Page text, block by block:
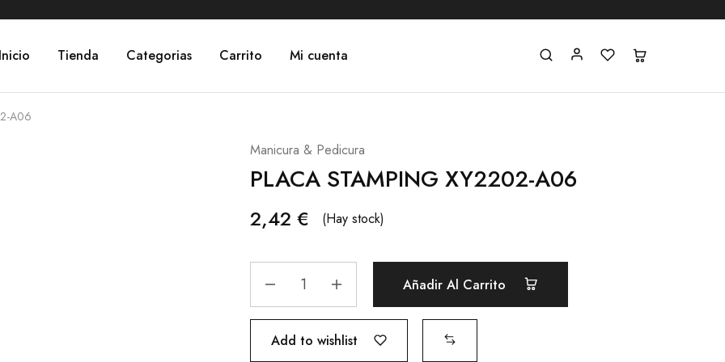
Inicio Tienda Categorias Carrito Mi cuenta
A06
Manicura & Pedicura
PLACA STAMPING XY2202-A06
2,42 € (Hay stock)
Añadir Al Carrito
Add to wishlist